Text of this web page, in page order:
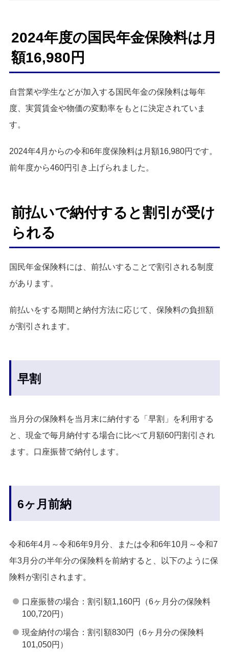
2024年度の国民年金保険料は月
額16,980円
自営業や学生などが加入する国民年金の保険料は毎年
度、実質賃金や物価の変動率をもとに決定されていま
す。
2024年4月からの令和6年度保険料は月額16,980円です。
前年度から460円引き上げられました。
前払いで納付すると割引が受け
られる
国民年金保険料には、前払いすることで割引される制度
があります。
前払いをする期間と納付方法に応じて、保険料の負担額
が割引されます。
早割
当月分の保険料を当月末に納付する「早割」を利用する
と、現金で毎月納付する場合に比べて月額60円割引され
ます。口座振替で納付します。
6ヶ月前納
令和6年4月～令和6年9月分、または令和6年10月～令和7
年3月分の半年分の保険料を前納すると、以下のように保
険料が割引されます。
口座振替の場合：割引額1,160円（6ヶ月分の保険料
100,720円）
現金納付の場合：割引額830円（6ヶ月分の保険料
101,050円）